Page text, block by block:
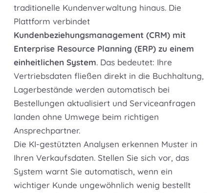
traditionelle Kundenverwaltung hinaus. Die
Plattform verbindet
Kundenbeziehungsmanagement (CRM) mit
Enterprise Resource Planning (ERP) zu einem
einheitlichen System. Das bedeutet: Ihre
Vertriebsdaten fließen direkt in die Buchhaltung,
Lagerbestände werden automatisch bei
Bestellungen aktualisiert und Serviceanfragen
landen ohne Umwege beim richtigen
Ansprechpartner.
Die KI-gestützten Analysen erkennen Muster in
Ihren Verkaufsdaten. Stellen Sie sich vor, das
System warnt Sie automatisch, wenn ein
wichtiger Kunde ungewöhnlich wenig bestellt